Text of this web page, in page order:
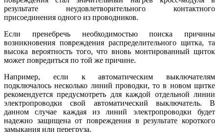
результате неудовлетворительного контактного
присоединения одного из проводников.
Если пренебречь необходимостью поиска причины
возникновения повреждения распределительного щитка, та
высока вероятность того, что вновь монтированный щиток
может повредиться по той же причине.
Например, если к автоматическим выключателям
подключалось несколько линий проводки, то в новом щитке
рекомендуется предусмотреть для каждой отдельной линии
электропроводки свой автоматический выключатель. В
данном случае каждая из линий электропроводки будет
надежно защищена от повреждения в результате короткого
замыкания или перегруза.